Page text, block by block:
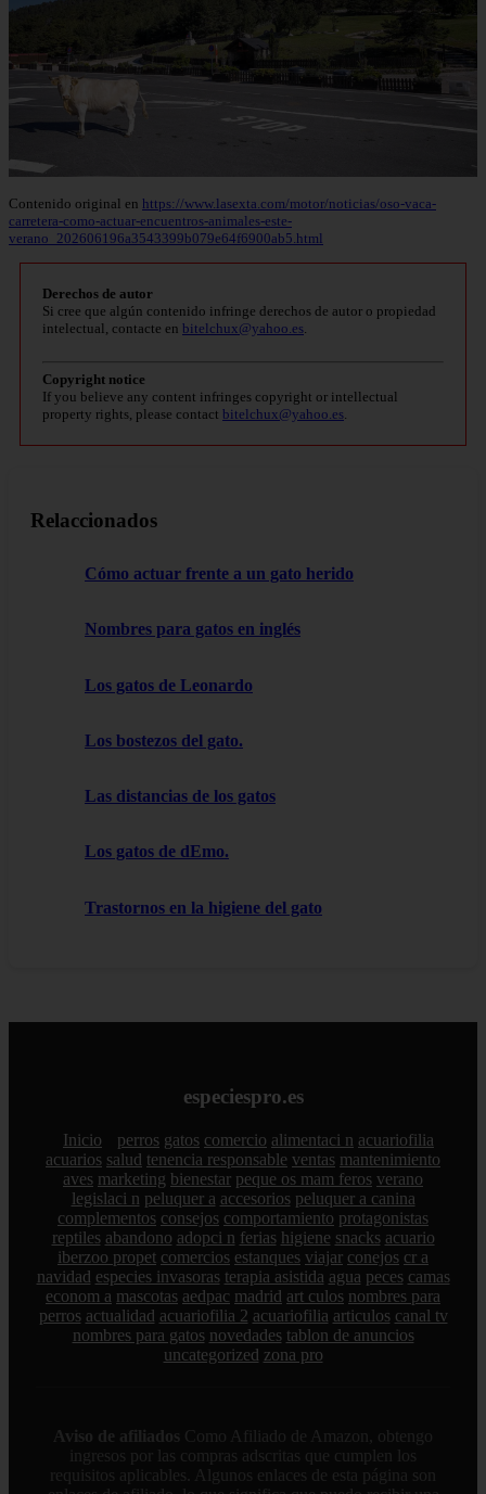
Contenido original en https://www.lasexta.com/motor/noticias/oso-vaca-
carretera-como-actuar-encuentros-animales-este-
verano_202606196a3543399b079e64f6900ab5.html
Derechos de autor
Si cree que algún contenido infringe derechos de autor o propiedad
intelectual, contacte en bitelchux@yahoo.es
Copyright notice
If you believe any content infringes copyright or intellectual
property rights, please contact bitelchux@yahoo.es
Relaccionados
Cómo actuar frente a un gato herido
Nombres para gatos en inglés
Los gatos de Leonardo
Los bostezos del gato.
Las distancias de los gatos
Los gatos de dEmo.
Trastornos en la higiene del gato
especiespro.es
Inicio perros gatos comercio alimentaci n acuariofilia
acuarios salud tenencia responsable ventas mantenimiento
aves marketing bienestar peque os mam feros verano
legislaci n peluquer a accesorios peluquer a canina
complementos consejos comportamiento protagonistas
reptiles abandono adopci n ferias higiene snacks acuario
iberzoo propet comercios estanques viajar conejos cr a
navidad especies invasoras terapia asistida agua peces camas
econom a mascotas aedpac madrid art culos nombres para
perros actualidad acuariofilia 2 acuariofilia articulos canal tv
nombres para gatos novedades tablon de anuncios
uncategorized zona pro
Aviso de afiliados Como Afiliado de Amazon, obtengo
ingresos por las compras adscritas que cumplen los
requisitos aplicables. Algunos enlaces de esta página son